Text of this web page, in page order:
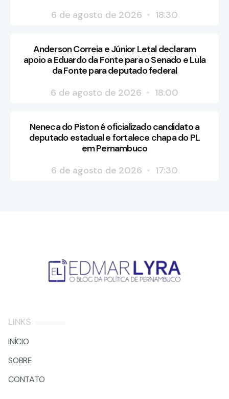
6 de agosto de 2026
18:30
Anderson Correia e Júnior Letal declaram
apoio a Eduardo da Fonte para o Senado e Lula
da Fonte para deputado federal
6 de agosto de 2026
18:00
Neneca do Piston é oficializado candidato a
deputado estadual e fortalece chapa do PL
em Pernambuco
6 de agosto de 2026
17:30
LINKS
INÍCIO
SOBRE
CONTATO